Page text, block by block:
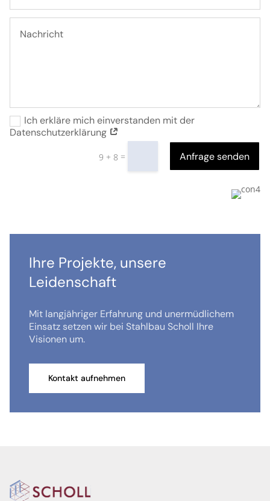
Ich erkläre mich einverstanden mit der
Datenschutzerklärung
9 + 8 = Anfrage senden
Ihre Projekte, unsere
Leidenschaft
Mit langjähriger Erfahrung und unermüdlichem
Einsatz setzen wir bei Stahlbau Scholl Ihre
Visionen um.
Kontakt aufnehmen